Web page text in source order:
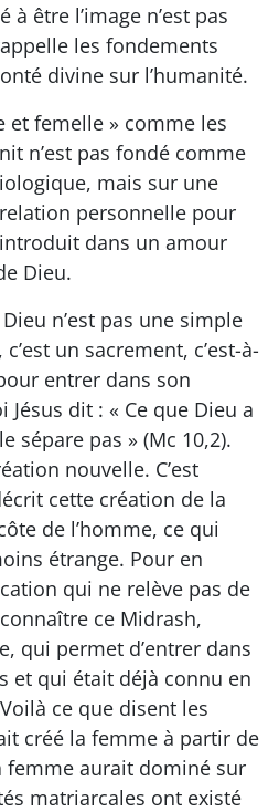
être l’image n’est pas
les fondements
divine sur l’humanité.
et femelle » comme les
n’est pas fondé comme
mais sur une
personnelle pour
dans un amour
Dieu.
n’est pas une simple
un sacrement, c’est-à-
entrer dans son
Jésus dit : « Ce que Dieu a
sépare pas » (Mc 10,2).
nouvelle. C’est
cette création de la
de l’homme, ce qui
étrange. Pour en
qui ne relève pas de
ce Midrash,
qui permet d’entrer dans
et qui était déjà connu en
ce que disent les
créé la femme à partir de
femme aurait dominé sur
matriarcales ont existé